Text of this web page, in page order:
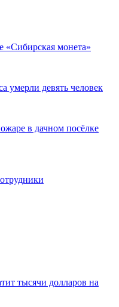
«Сибирская монета»
умерли девять человек
в дачном посёлке
тысячи долларов на